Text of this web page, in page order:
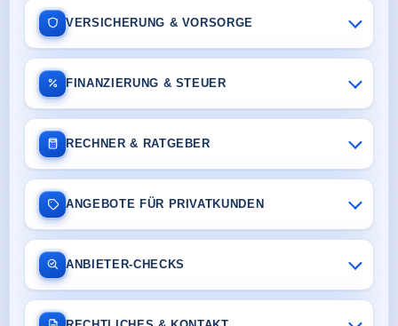
VERSICHERUNG & VORSORGE
FINANZIERUNG & STEUER
RECHNER & RATGEBER
ANGEBOTE FÜR PRIVATKUNDEN
ANBIETER-CHECKS